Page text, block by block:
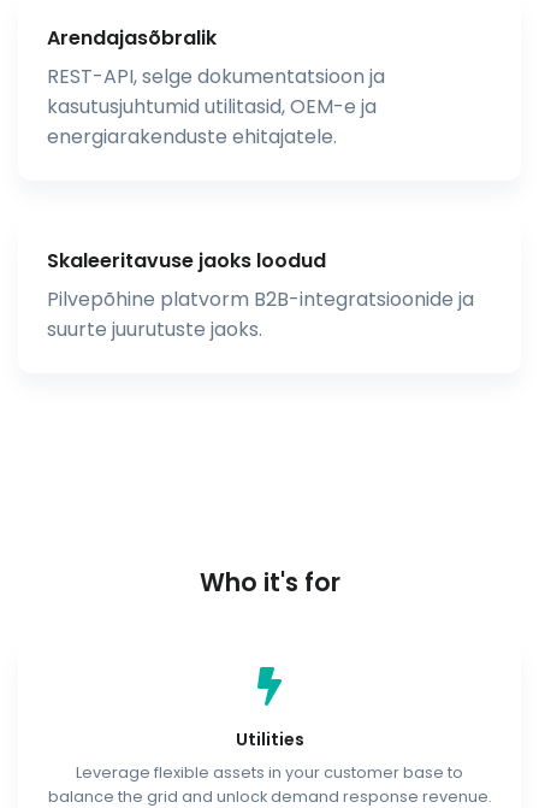
Arendajasõbralik
REST-API, selge dokumentatsioon ja
kasutusjuhtumid utilitasid, OEM-e ja
energiarakenduste ehitajatele.
Skaleeritavuse jaoks loodud
Pilvepõhine platvorm B2B-integratsioonide ja
suurte juurutuste jaoks.
Who it's for
Utilities
Leverage flexible assets in your customer base to
balance the grid and unlock demand response revenue.